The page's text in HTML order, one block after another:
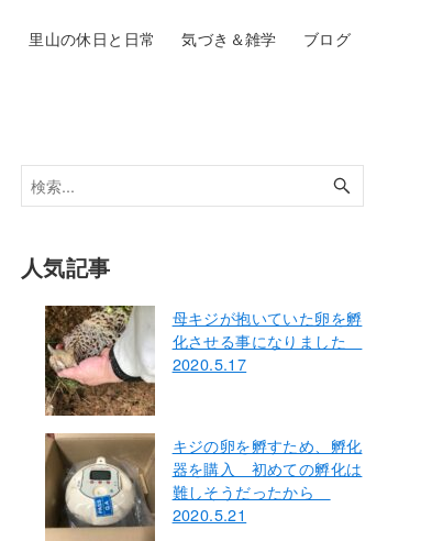
里山の休日と日常 気づき＆雑学 ブログ
人気記事
母キジが抱いていた卵を孵
化させる事になりました
2020.5.17
キジの卵を孵すため、孵化
器を購入 初めての孵化は
難しそうだったから
2020.5.21